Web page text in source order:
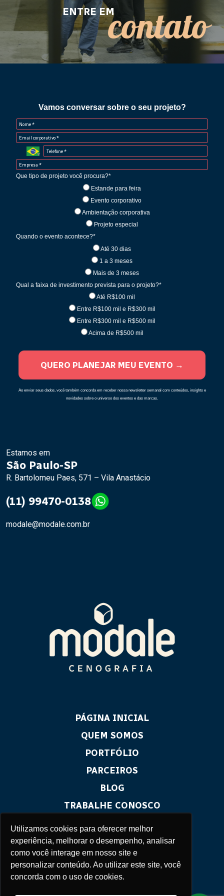
Utilizamos cookies para oferecer melhor
experiência, melhorar o desempenho, analisar
como você interage em nosso site e
personalizar conteúdo. Ao utilizar este site, você
concorda com o uso de cookies.
ENTRE EMcontato
Estamos em
São Paulo-SP
R. Bartolomeu Paes, 571 – Vila Anastácio
(11) 99470-0138
modale@modale.com.br
Vamos conversar sobre o seu projeto?
Que tipo de projeto você procura?*
Estande para feira
Evento corporativo
Ambientação corporativa
Projeto especial
Quando o evento acontece?*
Até 30 dias
1 a 3 meses
Mais de 3 meses
Qual a faixa de investimento prevista para o projeto?*
Até R$100 mil
Entre R$100 mil e R$300 mil
Entre R$300 mil e R$500 mil
Acima de R$500 mil
QUERO PLANEJAR MEU EVENTO →
Ao enviar seus dados, você também concorda em receber nossa newsletter semanal com conteúdos, insights e
novidades sobre o universo dos eventos e das marcas.
PÁGINA INICIAL
QUEM SOMOS
PORTFÓLIO
PARCEIROS
BLOG
TRABALHE CONOSCO
CONTATO